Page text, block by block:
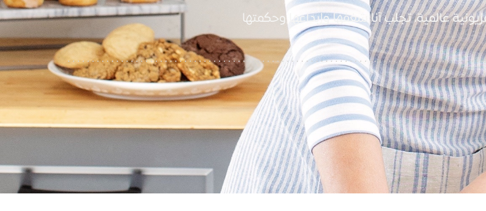
عالمية، تجلب آنا شغفها وإبداعها وحكمتها